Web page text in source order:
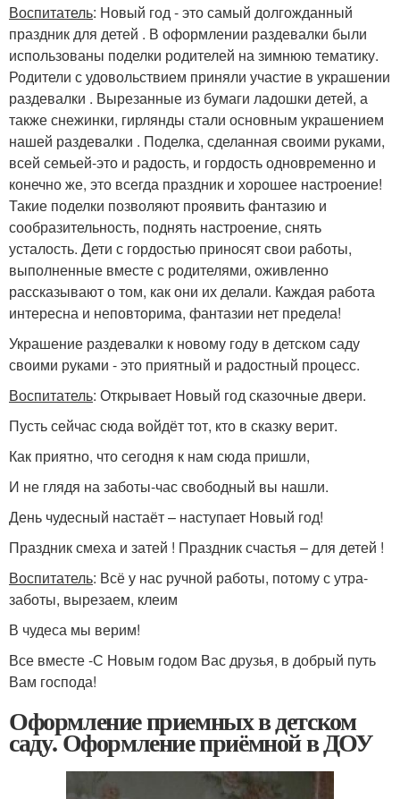
Воспитатель: Новый год - это самый долгожданный
праздник для детей . В оформлении раздевалки были
использованы поделки родителей на зимнюю тематику.
Родители с удовольствием приняли участие в украшении
раздевалки . Вырезанные из бумаги ладошки детей, а
также снежинки, гирлянды стали основным украшением
нашей раздевалки . Поделка, сделанная своими руками,
всей семьей-это и радость, и гордость одновременно и
конечно же, это всегда праздник и хорошее настроение!
Такие поделки позволяют проявить фантазию и
сообразительность, поднять настроение, снять
усталость. Дети с гордостью приносят свои работы,
выполненные вместе с родителями, оживленно
рассказывают о том, как они их делали. Каждая работа
интересна и неповторима, фантазии нет предела!
Украшение раздевалки к новому году в детском саду
своими руками - это приятный и радостный процесс.
Воспитатель: Открывает Новый год сказочные двери.
Пусть сейчас сюда войдёт тот, кто в сказку верит.
Как приятно, что сегодня к нам сюда пришли,
И не глядя на заботы-час свободный вы нашли.
День чудесный настаёт – наступает Новый год!
Праздник смеха и затей ! Праздник счастья – для детей !
Воспитатель: Всё у нас ручной работы, потому с утра-
заботы, вырезаем, клеим
В чудеса мы верим!
Все вместе -С Новым годом Вас друзья, в добрый путь
Вам господа!
Оформление приемных в детском
саду. Оформление приёмной в ДОУ